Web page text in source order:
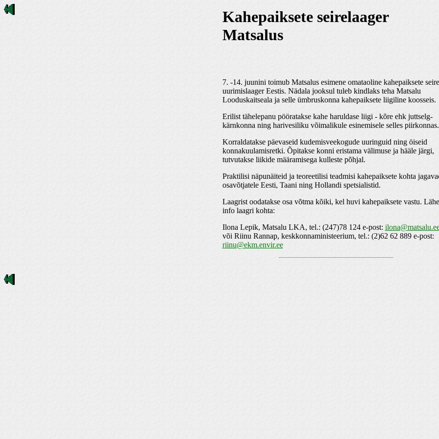
Kahepaiksete seirelaager
Matsalus
7. -14. juunini toimub Matsalus esimene omataoline kahepaiksete
uurimislaager Eestis. Nädala jooksul tuleb kindlaks teha Matsalu
Looduskaitseala ja selle ümbruskonna kahepaiksete liigiline koosseis.
Erilist tähelepanu pööratakse kahe haruldase liigi - kõre ehk juttselg-
kärnkonna ning harivesiliku võimalikule esinemisele selles piirkonnas.
Korraldatakse päevaseid kudemisveekogude uuringuid ning öiseid
konnakuulamisretki. Õpitakse konni eristama välimuse ja hääle järgi,
tutvutakse liikide määramisega kulleste põhjal.
Praktilisi näpunäiteid ja teoreetilisi teadmisi kahepaiksete kohta
osavõtjatele Eesti, Taani ning Hollandi spetsialistid.
Laagrist oodatakse osa võtma kõiki, kel huvi kahepaiksete vastu.
info laagri kohta:
Ilona Lepik, Matsalu LKA, tel.: (247)78 124 e-post:
või Riinu Rannap, keskkonnaministeerium, tel.: (2)62 62 889 e-post:
riinu@ekm.envir.ee